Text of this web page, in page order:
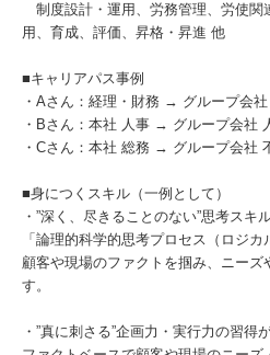
制度設計・運用、労務管理、労使関
用、育成、評価、昇格・昇進 他
■キャリアパス事例
・Aさん：経理・財務 → グループ会社
・Bさん：本社 人事 → グループ会社
・Cさん：本社 総務 → グループ会社
■身につくスキル（一例として）
・”深く、尽きることのない”思考スキ
「論理的科学的思考プロセス（ロジカ
顧客や現場のファクトを掴み、ニーズ
す。
・”真に刺さる”企画力・実行力の習得